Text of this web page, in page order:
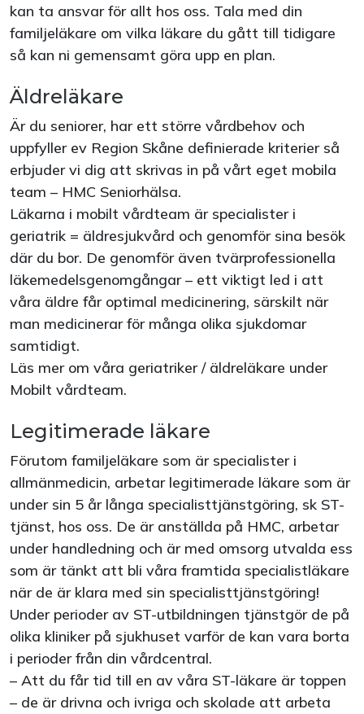
kan ta ansvar för allt hos oss. Tala med din
familjeläkare om vilka läkare du gått till tidigare
så kan ni gemensamt göra upp en plan.
Äldreläkare
Är du seniorer, har ett större vårdbehov och
uppfyller ev Region Skåne definierade kriterier så
erbjuder vi dig att skrivas in på vårt eget mobila
team – HMC Seniorhälsa.
Läkarna i mobilt vårdteam är specialister i
geriatrik = äldresjukvård och genomför sina besök
där du bor. De genomför även tvärprofessionella
läkemedelsgenomgångar – ett viktigt led i att
våra äldre får optimal medicinering, särskilt när
man medicinerar för många olika sjukdomar
samtidigt.
Läs mer om våra geriatriker / äldreläkare under
Mobilt vårdteam.
Legitimerade läkare
Förutom familjeläkare som är specialister i
allmänmedicin, arbetar legitimerade läkare som är
under sin 5 år långa specialisttjänstgöring, sk ST-
tjänst, hos oss. De är anställda på HMC, arbetar
under handledning och är med omsorg utvalda ess
som är tänkt att bli våra framtida specialistläkare
när de är klara med sin specialisttjänstgöring!
Under perioder av ST-utbildningen tjänstgör de på
olika kliniker på sjukhuset varför de kan vara borta
i perioder från din vårdcentral.
– Att du får tid till en av våra ST-läkare är toppen
– de är drivna och ivriga och skolade att arbeta